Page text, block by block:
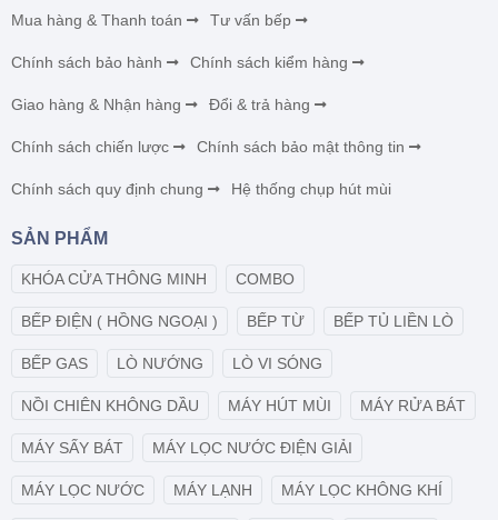
Mua hàng & Thanh toán Tư vấn bếp
Chính sách bảo hành Chính sách kiểm hàng
Giao hàng & Nhận hàng Đổi & trả hàng
Chính sách chiến lược Chính sách bảo mật thông tin
Chính sách quy định chung Hệ thống chụp hút mùi
SẢN PHẨM
KHÓA CỬA THÔNG MINH COMBO
BẾP ĐIỆN ( HỒNG NGOẠI ) BẾP TỪ BẾP TỦ LIỀN LÒ
BẾP GAS LÒ NƯỚNG LÒ VI SÓNG
NỒI CHIÊN KHÔNG DẦU MÁY HÚT MÙI MÁY RỬA BÁT
MÁY SẤY BÁT MÁY LỌC NƯỚC ĐIỆN GIẢI
MÁY LỌC NƯỚC MÁY LẠNH MÁY LỌC KHÔNG KHÍ